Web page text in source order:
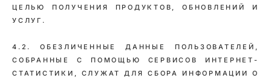
ЦЕЛЬЮ ПОЛУЧЕНИЯ ПРОДУКТОВ, ОБНОВЛЕНИЙ И
УСЛУГ.
4.2. ОБЕЗЛИЧЕННЫЕ ДАННЫЕ ПОЛЬЗОВАТЕЛЕЙ,
СОБРАННЫЕ С ПОМОЩЬЮ СЕРВИСОВ ИНТЕРНЕТ-
СТАТИСТИКИ, СЛУЖАТ ДЛЯ СБОРА ИНФОРМАЦИИ О